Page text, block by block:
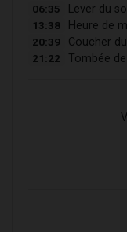
06:35 Lever du
13:38 Heure de
20:39 Coucher
21:22 Tombée